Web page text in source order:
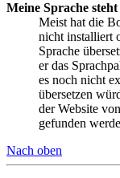
Meine Sprache
Meist hat die
nicht installiert
Sprache
er das
es noch nicht
übersetzen
der Website von
gefunden
Nach oben